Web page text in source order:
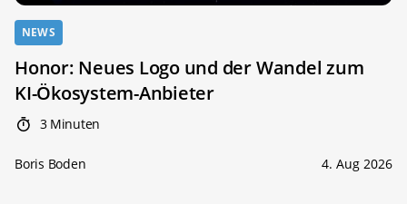
NEWS
Honor: Neues Logo und der Wandel zum
KI-Ökosystem-Anbieter
3 Minuten
Boris Boden 4. Aug 2026